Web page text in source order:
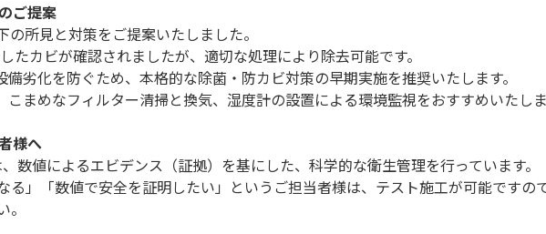
ご提案
所見と対策をご提案いたしました。
たカビが確認されましたが、適切な処理により除去可能です。
備劣化を防ぐため、本格的な除菌・防カビ対策の早期実施を推奨いたします。
こまめなフィルター清掃と換気、湿度計の設置による環境監視をおすすめいたしま
様へ
数値によるエビデンス（証拠）を基にした、科学的な衛生管理を行っています。
る」「数値で安全を証明したい」というご担当者様は、テスト施工が可能ですの